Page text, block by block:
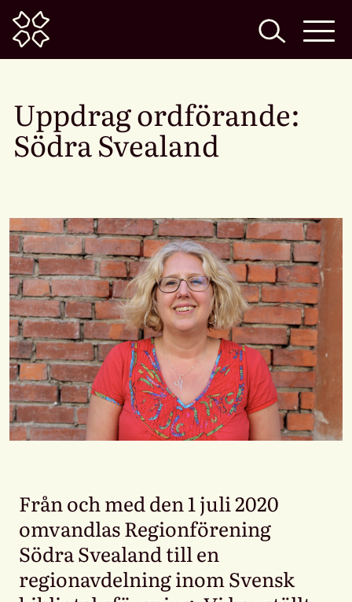
Home
Uppdrag ordförande:
Södra Svealand
Från och med den 1 juli 2020
omvandlas Regionförening
Södra Svealand till en
regionavdelning inom Svensk